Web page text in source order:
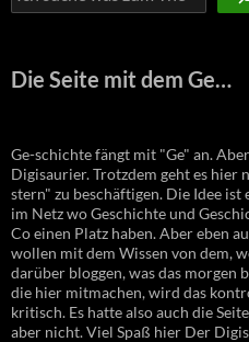
Die Seite mit dem Ge…
Ge-schichte fängt mit "Ge" an.
Digisaurier. Trotzdem geht es
stern" zu beschäftigen. Die Idee ist
im Netz wo Geschichte und
Co einen Platz haben. Aber eben
wollen mit dem Wissen von dem,
darüber bloggen, was das morgen
die hier mitmachen, wird das
kritisch. Es hatte also auch die
aber nicht. Viel Spaß hier Der